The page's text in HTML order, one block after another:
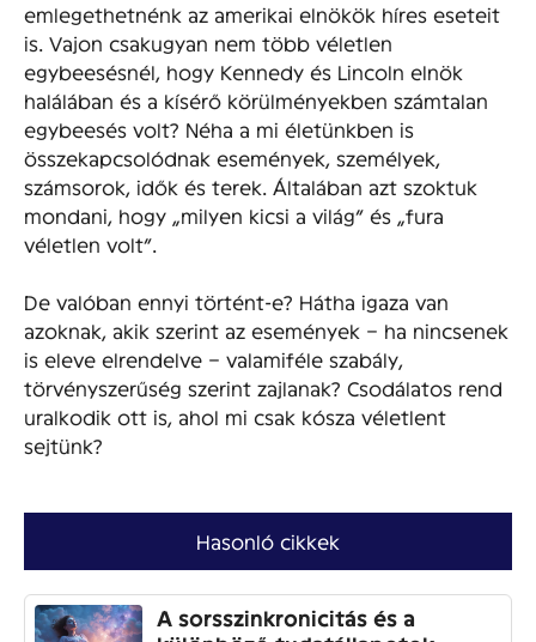
emlegethetnénk az amerikai elnökök híres eseteit
is. Vajon csakugyan nem több véletlen
egybeesésnél, hogy Kennedy és Lincoln elnök
halálában és a kísérő körülményekben számtalan
egybeesés volt? Néha a mi életünkben is
összekapcsolódnak események, személyek,
számsorok, idők és terek. Általában azt szoktuk
mondani, hogy „milyen kicsi a világ” és „fura
véletlen volt”.
De valóban ennyi történt-e? Hátha igaza van
azoknak, akik szerint az események – ha nincsenek
is eleve elrendelve – valamiféle szabály,
törvényszerűség szerint zajlanak? Csodálatos rend
uralkodik ott is, ahol mi csak kósza véletlent
sejtünk?
Hasonló cikkek
A sorsszinkronicitás és a